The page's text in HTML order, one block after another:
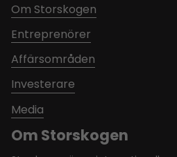
Om Storskogen
Om Storskogen
Entreprenörer
Affärsområden
Investerare
Media